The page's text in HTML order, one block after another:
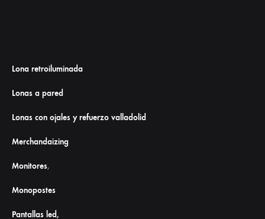
Lona retroiluminada
Lonas a pared
Lonas con ojales y refuerzo valladolid
Merchandaizing
Monitores,
Monopostes
Pantallas led,